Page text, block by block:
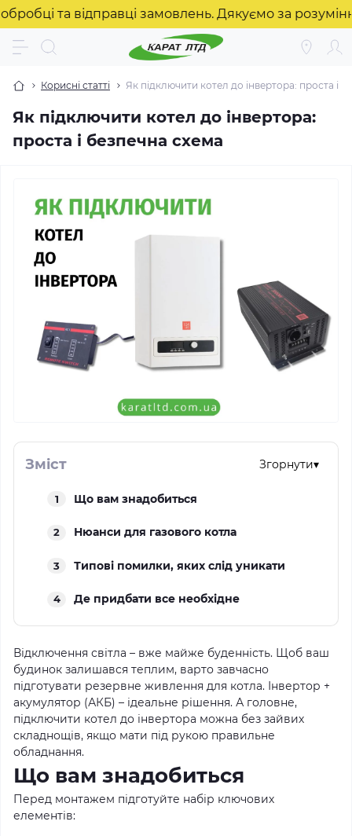
та відправці замовлень. Дякуємо за розуміння!
Корисні статті Як підключити котел до інвертора: проста і
Як підключити котел до інвертора:
проста і безпечна схема
Зміст Згорнути▾
1 Що вам знадобиться
2 Нюанси для газового котла
3 Типові помилки, яких слід уникати
4 Де придбати все необхідне
Відключення світла – вже майже буденність. Щоб ваш
будинок залишався теплим, варто завчасно
підготувати резервне живлення для котла. Інвертор +
акумулятор (АКБ) – ідеальне рішення. А головне,
підключити котел до інвертора можна без зайвих
складнощів, якщо мати під рукою правильне
обладнання.
Що вам знадобиться
Перед монтажем підготуйте набір ключових
елементів: